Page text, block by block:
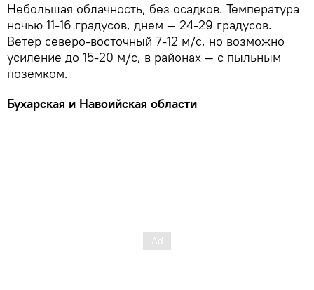
Небольшая облачность, без осадков. Температура
ночью 11-16 градусов, днем — 24-29 градусов.
Ветер северо-восточный 7-12 м/с, но возможно
усиление до 15-20 м/с, в районах — с пыльным
поземком.
Бухарская и Навоийская области